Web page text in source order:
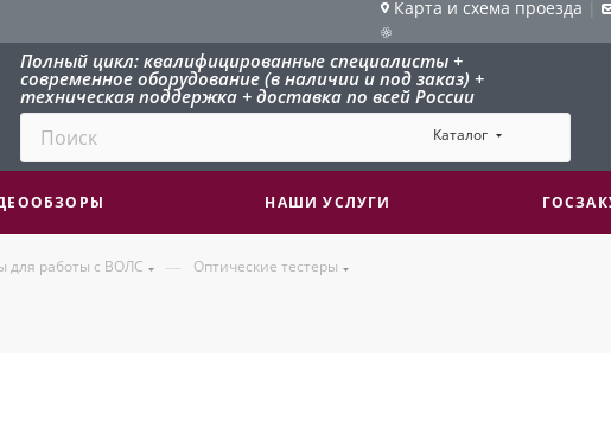
Карта и схема проезда |
Полный цикл: квалифицированные специалисты +
современное оборудование (в наличии и под заказ) +
техническая поддержка + доставка по всей России
Каталог
НАШИ УСЛУГИ
для работы с ВОЛС — Оптические тестеры